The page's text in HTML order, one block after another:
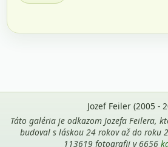
Jozef Feiler (2005 -
Táto galéria je odkazom Jozefa Feilera,
budoval s láskou 24 rokov až do roku
113619 fotografii v 6656